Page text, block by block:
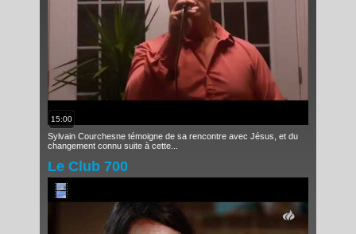
15:00
Sylvain Courchesne témoigne de sa rencontre avec Jésus, et du
changement connu suite à cette...
Le Club 700